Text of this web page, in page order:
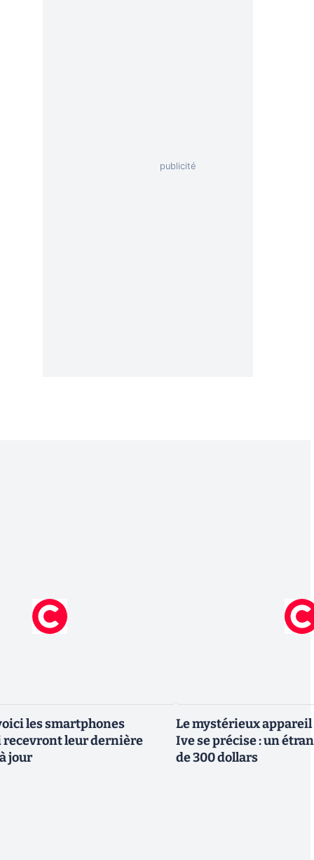
les smartphones
recevront leur dernière
jour
Le mystérieux appareil
Ive se précise : un
de 300 dollars